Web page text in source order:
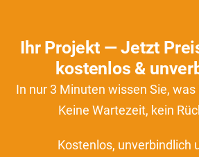
Ihr Projekt — Jetzt
kostenlos &
In nur 3 Minuten wissen Sie,
Keine Wartezeit, kein
Kostenlos, unverbindlich